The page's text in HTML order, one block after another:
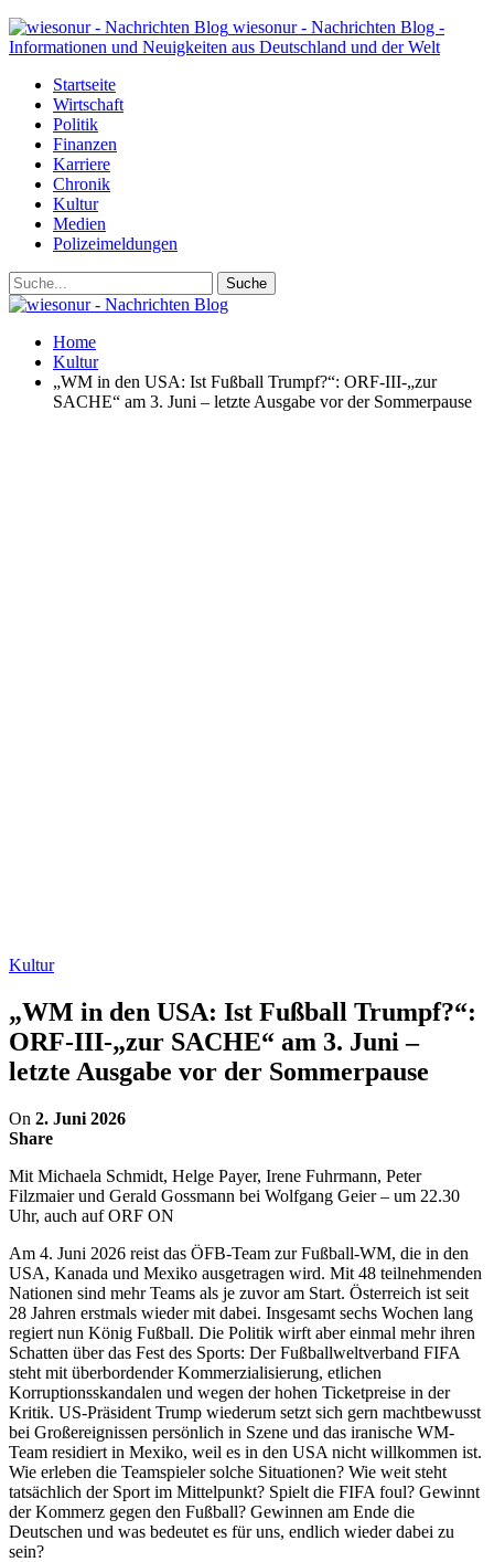
wiesonur - Nachrichten Blog -
Informationen und Neuigkeiten aus Deutschland und der Welt
Startseite
Wirtschaft
Politik
Finanzen
Karriere
Chronik
Kultur
Medien
Polizeimeldungen
Home
Kultur
„WM in den USA: Ist Fußball Trumpf?“: ORF-III-„zur
SACHE“ am 3. Juni – letzte Ausgabe vor der Sommerpause
Kultur
„WM in den USA: Ist Fußball Trumpf?“:
ORF-III-„zur SACHE“ am 3. Juni –
letzte Ausgabe vor der Sommerpause
On 2. Juni 2026
Share
Mit Michaela Schmidt, Helge Payer, Irene Fuhrmann, Peter
Filzmaier und Gerald Gossmann bei Wolfgang Geier – um 22.30
Uhr, auch auf ORF ON
Am 4. Juni 2026 reist das ÖFB-Team zur Fußball-WM, die in den
USA, Kanada und Mexiko ausgetragen wird. Mit 48 teilnehmenden
Nationen sind mehr Teams als je zuvor am Start. Österreich ist seit
28 Jahren erstmals wieder mit dabei. Insgesamt sechs Wochen lang
regiert nun König Fußball. Die Politik wirft aber einmal mehr ihren
Schatten über das Fest des Sports: Der Fußballweltverband FIFA
steht mit überbordender Kommerzialisierung, etlichen
Korruptionsskandalen und wegen der hohen Ticketpreise in der
Kritik. US-Präsident Trump wiederum setzt sich gern machtbewusst
bei Großereignissen persönlich in Szene und das iranische WM-
Team residiert in Mexiko, weil es in den USA nicht willkommen ist.
Wie erleben die Teamspieler solche Situationen? Wie weit steht
tatsächlich der Sport im Mittelpunkt? Spielt die FIFA foul? Gewinnt
der Kommerz gegen den Fußball? Gewinnen am Ende die
Deutschen und was bedeutet es für uns, endlich wieder dabei zu
sein?